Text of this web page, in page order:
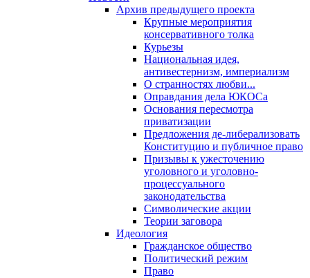
Архив предыдущего проекта
Крупные мероприятия
консервативного толка
Курьезы
Национальная идея,
антивестернизм, империализм
О странностях любви...
Оправдания дела ЮКОСа
Основания пересмотра
приватизации
Предложения де-либерализовать
Конституцию и публичное право
Призывы к ужесточению
уголовного и уголовно-
процессуального
законодательства
Символические акции
Теории заговора
Идеология
Гражданское общество
Политический режим
Право